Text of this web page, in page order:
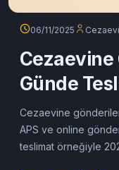
06/11/2025
Günde
Cezaevine
APS ve online
teslimat örneğiyle